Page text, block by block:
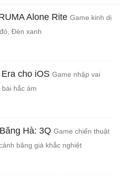
Alone Rite Game kinh dị
Đèn xanh
cho iOS Game nhập vai
hắc ám
Hà: 3Q Game chiến thuật
băng giá khắc nghiệt